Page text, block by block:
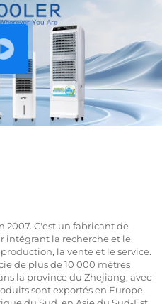
2007. C'est un fabricant de
intégrant la recherche et le
la vente et le service.
de plus de 10 000 mètres
la province du Zhejiang, avec
sont exportés en Europe,